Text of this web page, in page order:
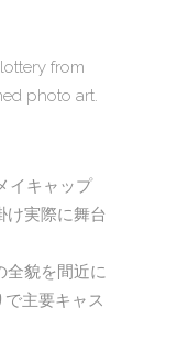
from
photo art.
イキャップ
け実際に舞台
全貌を間近に
主要キャス